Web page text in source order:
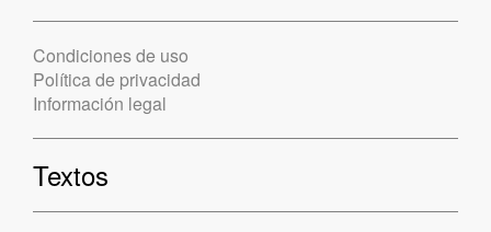
Condiciones de uso
Política de privacidad
Información legal
Textos